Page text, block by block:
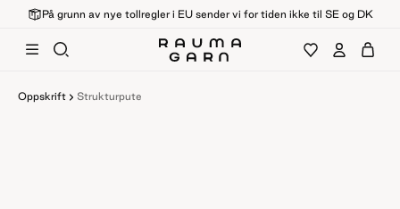
På grunn av nye tollregler i EU sender vi for tiden ikke til SE og DK
Oppskrift Strukturpute